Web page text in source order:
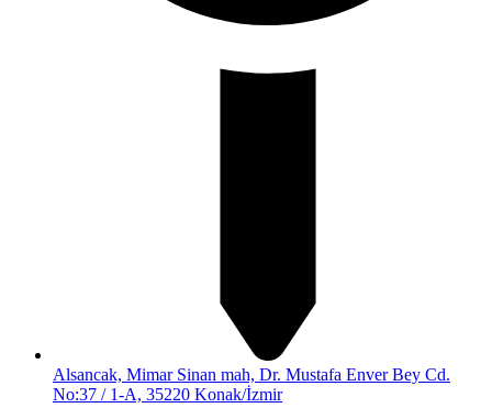
Alsancak, Mimar Sinan mah, Dr. Mustafa Enver Bey Cd.
No:37 / 1-A, 35220 Konak/İzmir